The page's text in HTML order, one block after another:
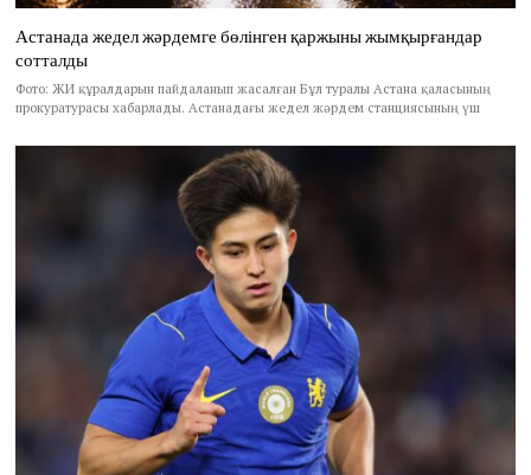
Астанада жедел жәрдемге бөлінген қаржыны жымқырғандар
сотталды
Фото: ЖИ құралдарын пайдаланып жасалған Бұл туралы Астана қаласының
прокуратурасы хабарлады. Астанадағы жедел жәрдем станциясының үш